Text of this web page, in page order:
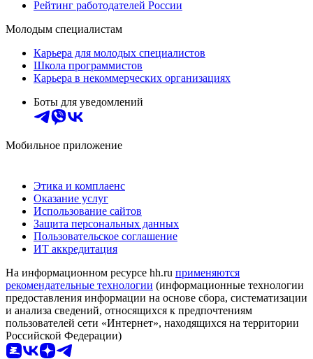
Рейтинг работодателей России
Молодым специалистам
Карьера для молодых специалистов
Школа программистов
Карьера в некоммерческих организациях
Боты для уведомлений
Мобильное приложение
Этика и комплаенс
Оказание услуг
Использование сайтов
Защита персональных данных
Пользовательское соглашение
ИТ аккредитация
На информационном ресурсе hh.ru применяются
рекомендательные технологии (информационные технологии
предоставления информации на основе сбора, систематизации
и анализа сведений, относящихся к предпочтениям
пользователей сети «Интернет», находящихся на территории
Российской Федерации)